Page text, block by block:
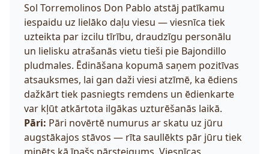
Sol Torremolinos Don Pablo atstāj patīkamu
iespaidu uz lielāko daļu viesu — viesnīca tiek
uzteikta par izcilu tīrību, draudzīgu personālu
un lielisku atrašanās vietu tieši pie Bajondillo
pludmales. Ēdināšana kopumā saņem pozitīvas
atsauksmes, lai gan daži viesi atzīmē, ka ēdiens
dažkārt tiek pasniegts remdens un ēdienkarte
var kļūt atkārtota ilgākas uzturēšanās laikā.
Pāri: Pāri novērtē numurus ar skatu uz jūru
augstākajos stāvos — rīta saullēkts pār jūru tiek